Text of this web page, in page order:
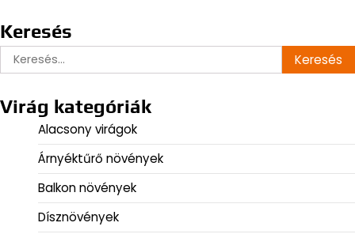
Keresés
Keresés:
Virág kategóriák
Alacsony virágok
Árnyéktűrő növények
Balkon növények
Dísznövények